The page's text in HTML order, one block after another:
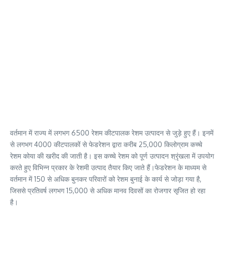
वर्तमान में राज्य में लगभग 6500 रेशम कीटपालक रेशम उत्पादन से जुड़े हुए हैं। इनमें
से लगभग 4000 कीटपालकों से फेडरेशन द्वारा करीब 25,000 किलोग्राम कच्चे
रेशम कोया की खरीद की जाती है। इस कच्चे रेशम को पूर्ण उत्पादन श्रृंखला में उपयोग
करते हुए विभिन्न प्रकार के रेशमी उत्पाद तैयार किए जाते हैं।फेडरेशन के माध्यम से
वर्तमान में 150 से अधिक बुनकर परिवारों को रेशम बुनाई के कार्य से जोड़ा गया है,
जिससे प्रतिवर्ष लगभग 15,000 से अधिक मानव दिवसों का रोजगार सृजित हो रहा
है।